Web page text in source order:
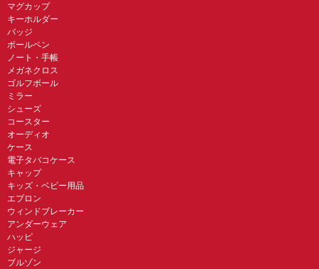
マグカップ
キーホルダー
バッジ
ボールペン
ノート・手帳
メガネクロス
ゴルフボール
ミラー
シューズ
コースター
オーディオ
ケース
電子タバコケース
キャップ
キッズ・ベビー用品
エプロン
ウィンドブレーカー
アンダーウェア
ハッピ
ジャージ
ブルゾン